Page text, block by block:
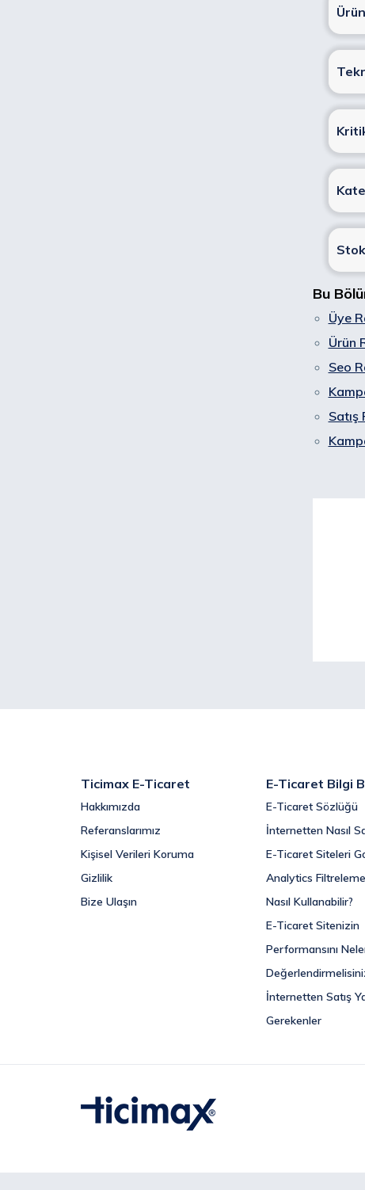
Bu
Üye
Ürün
Seo
Satış
Ticimax E-Ticaret
Hakkımızda
Referanslarımız
Kişisel Verileri Koruma
Gizlilik
Bize Ulaşın
E-Ticaret Bilgi
E-Ticaret Sözlüğü
İnternetten Nasıl
E-Ticaret Siteleri
Analytics Filtreleme
Nasıl Kullanabilir?
E-Ticaret Sitenizin
Performansını
İnternetten Satış
Gerekenler